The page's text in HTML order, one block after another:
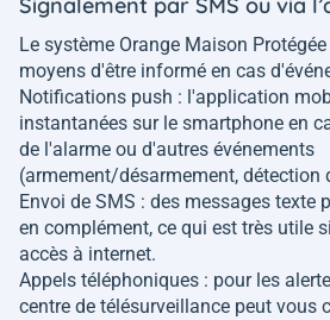
Signalement par SMS ou via
Le système Orange Maison
moyens d'être informé en cas
Notifications push : l'application
instantanées sur le smartphone en
de l'alarme ou d'autres événements
(armement/désarmement, détection
Envoi de SMS : des messages texte
en complément, ce qui est très utile
accès à internet.
Appels téléphoniques : pour les
centre de télésurveillance peut vous